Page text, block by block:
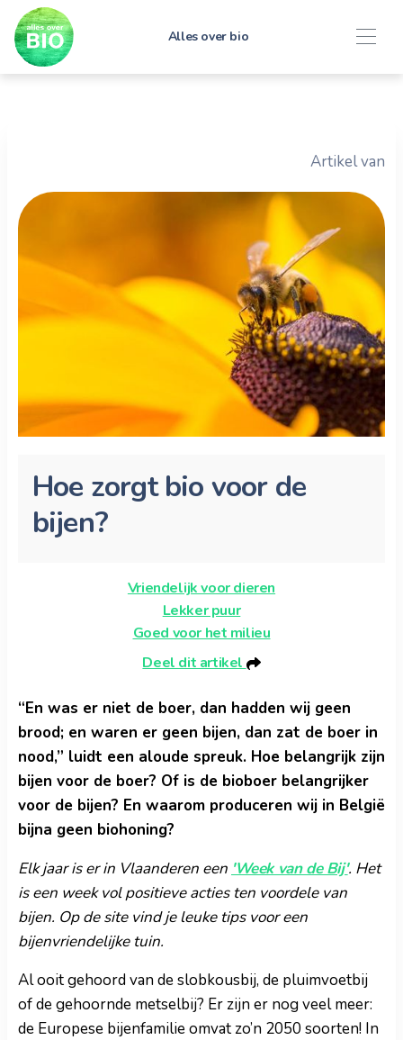
Alles over bio
Artikel van
Hoe zorgt bio voor de
bijen?
Vriendelijk voor dieren
Lekker puur
Goed voor het milieu
Deel dit artikel
“En was er niet de boer, dan hadden wij geen
brood; en waren er geen bijen, dan zat de boer in
nood,” luidt een aloude spreuk. Hoe belangrijk zijn
bijen voor de boer? Of is de bioboer belangrijker
voor de bijen? En waarom produceren wij in België
bijna geen biohoning?
Elk jaar is er in Vlaanderen een 'Week van de Bij'. Het
is een week vol positieve acties ten voordele van
bijen. Op de site vind je leuke tips voor een
bijenvriendelijke tuin.
Al ooit gehoord van de slobkousbij, de pluimvoetbij
of de gehoornde metselbij? Er zijn er nog veel meer:
de Europese bijenfamilie omvat zo’n 2050 soorten! In